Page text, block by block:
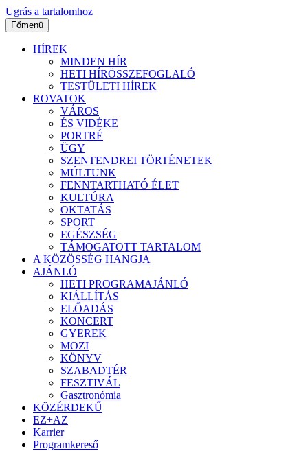
Ugrás a tartalomhoz
Főmenü
HÍREK
MINDEN HÍR
HETI HÍRÖSSZEFOGLALÓ
TESTÜLETI HÍREK
ROVATOK
VÁROS
ÉS VIDÉKE
PORTRÉ
ÜGY
SZENTENDREI TÖRTÉNETEK
MÚLTUNK
FENNTARTHATÓ ÉLET
KULTÚRA
OKTATÁS
SPORT
EGÉSZSÉG
TÁMOGATOTT TARTALOM
A KÖZÖSSÉG HANGJA
AJÁNLÓ
HETI PROGRAMAJÁNLÓ
KIÁLLÍTÁS
ELŐADÁS
KONCERT
GYEREK
MOZI
KÖNYV
SZABADTÉR
FESZTIVÁL
Gasztronómia
KÖZÉRDEKŰ
EZ+AZ
Karrier
Programkereső